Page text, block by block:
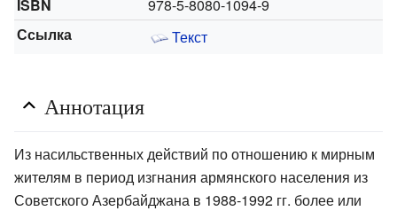
ISBN
978-5-8080-1094-9
Ссылка
Текст
Аннотация
Из насильственных действий по отношению к мирным
жителям в период изгнания армянского населения из
Советского Азербайджана в 1988-1992 гг. более или